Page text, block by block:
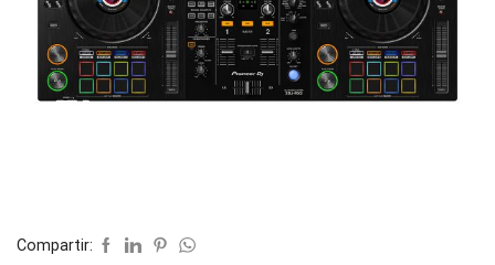
Compartir: